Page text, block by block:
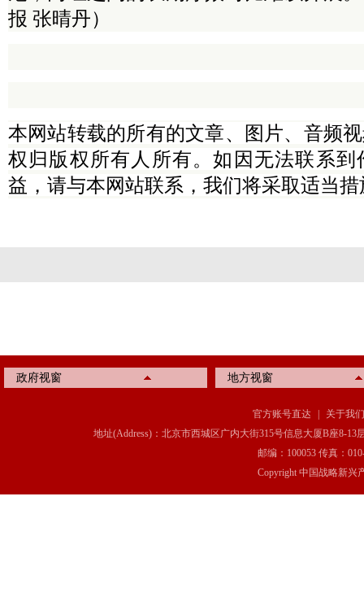
报 张晴丹）
本网站转载的所有的文章、图片、音频
权归版权所有人所有。如因无法联系到
益，请与本网站联系，我们将采取适当措
政府视窗 地方视窗
官方账号直达
关于我们
地址(Address)：北京市西城区广内大街315号信息大厦B座8-13
邮编：100053 传真：
Copyright 中国战略新兴